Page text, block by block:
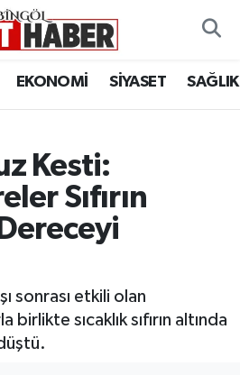
EKONOMİ SİYASET SAĞLIK
Kesti:
Sıfırın
sonrası etkili olan
sıcaklık sıfırın altında
Haritası
ve Fikstür